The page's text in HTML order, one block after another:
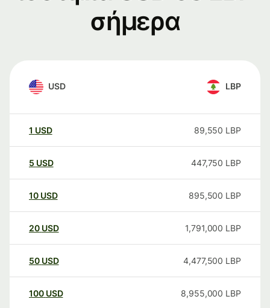
σήμερα
USD LBP
1 USD 89,550 LBP
5 USD 447,750 LBP
10 USD 895,500 LBP
20 USD 1,791,000 LBP
50 USD 4,477,500 LBP
100 USD 8,955,000 LBP